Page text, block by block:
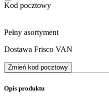
Kod pocztowy
Pełny asortyment
Dostawa Frisco VAN
Zmień kod pocztowy
Opis produktu